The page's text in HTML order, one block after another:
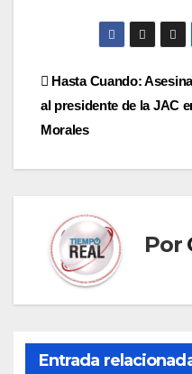
de
entradas
Hasta Cuando:
al presidente de la JAC
Morales
Por
Entrada